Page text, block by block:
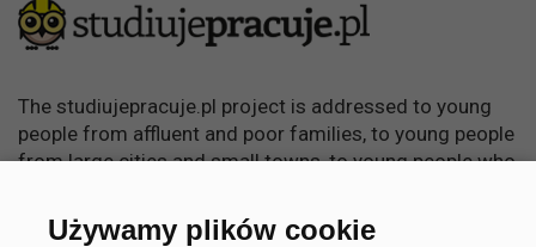
Używamy plików cookie
The studiujepracuje.pl project is addressed to young
people from affluent and poor families, to young people
from large cities and small towns, to young people who
something in life.